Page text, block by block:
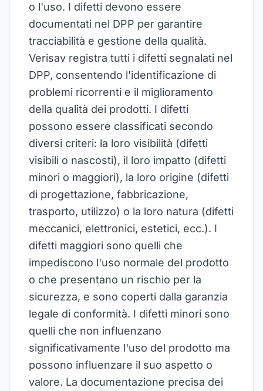
o l'uso. I difetti devono essere
documentati nel DPP per garantire
tracciabilità e gestione della qualità.
Verisav registra tutti i difetti segnalati nel
DPP, consentendo l'identificazione di
problemi ricorrenti e il miglioramento
della qualità dei prodotti. I difetti
possono essere classificati secondo
diversi criteri: la loro visibilità (difetti
visibili o nascosti), il loro impatto (difetti
minori o maggiori), la loro origine (difetti
di progettazione, fabbricazione,
trasporto, utilizzo) o la loro natura (difetti
meccanici, elettronici, estetici, ecc.). I
difetti maggiori sono quelli che
impediscono l'uso normale del prodotto
o che presentano un rischio per la
sicurezza, e sono coperti dalla garanzia
legale di conformità. I difetti minori sono
quelli che non influenzano
significativamente l'uso del prodotto ma
possono influenzare il suo aspetto o
valore. La documentazione precisa dei